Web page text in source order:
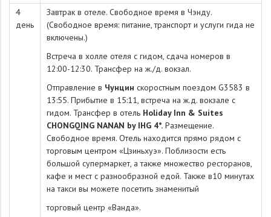
4
день
Завтрак в отеле. Свободное время в Чэнду.
(Свободное время: питание, транспорт и услуги гида не
включены.)
Встреча в холле отеля с гидом, сдача номеров в
12:00-12:30. Трансфер на ж./д. вокзал.
Отправление в Чунцин скоростным поездом G3583 в
13:55. Прибытие в 15:11, встреча на ж.д. вокзале с
гидом. Трансфер в отель Holiday Inn & Suites
CHONGQING NANAN by IHG 4*. Размещение.
Свободное время. Отель находится прямо рядом с
торговым центром «Цзиньхуэ». Поблизости есть
большой супермаркет, а также множество ресторанов,
кафе и мест с разнообразной едой. Также в10 минутах
на такси вы можете посетить знаменитый
торговый центр «Ванда».